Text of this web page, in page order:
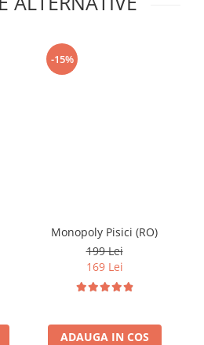
-15%
Monopoly Pisici (RO)
199 Lei
169 Lei
ADAUGA IN COS